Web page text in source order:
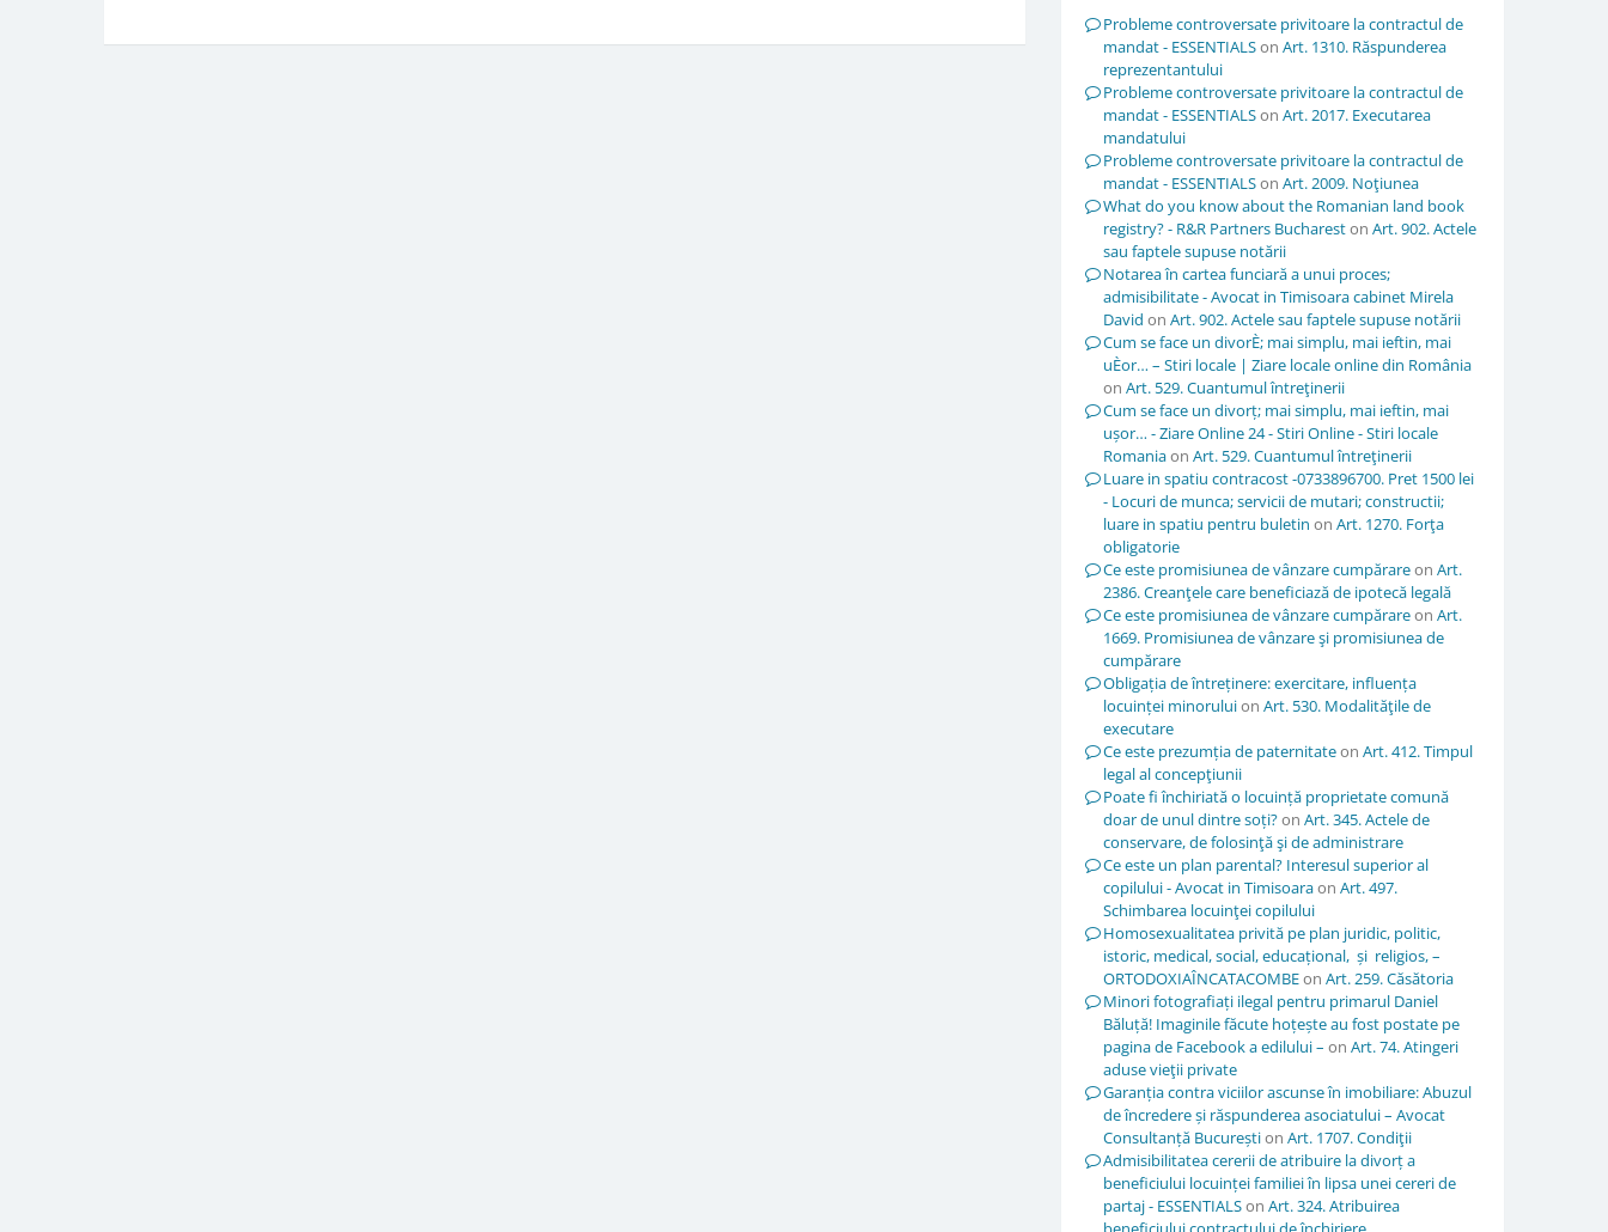
Probleme controversate privitoare la contractul de
mandat - ESSENTIALSon Art. 1310. Răspunderea
reprezentantului
Probleme controversate privitoare la contractul de
mandat - ESSENTIALSon Art. 2017. Executarea
mandatului
Probleme controversate privitoare la contractul de
mandat - ESSENTIALSon Art. 2009. Noţiunea
What do you know about the Romanian land book
registry? - R&R Partners Buchareston Art. 902. Actele
sau faptele supuse notării
Notarea în cartea funciară a unui proces;
admisibilitate - Avocat in Timisoara cabinet Mirela
David on Art. 902. Actele sau faptele supuse notării
Cum se face un divorÈ; mai simplu, mai ieftin, mai
uÈor… – Stiri locale | Ziare locale online din România
on Art. 529. Cuantumul întreţinerii
Cum se face un divorț; mai simplu, mai ieftin, mai
ușor… - Ziare Online 24 - Stiri Online - Stiri locale
Romaniaon Art. 529. Cuantumul întreţinerii
Luare in spatiu contracost -0733896700. Pret 1500 lei
- Locuri de munca; servicii de mutari; constructii;
luare in spatiu pentru buletin on Art. 1270. Forţa
obligatorie
Ce este promisiunea de vânzare cumpărareon Art.
2386. Creanţele care beneficiază de ipotecă legală
Ce este promisiunea de vânzare cumpărareon Art.
1669. Promisiunea de vânzare şi promisiunea de
cumpărare
Obligația de întreținere: exercitare, influența
locuinței minoruluion Art. 530. Modalităţile de
executare
Ce este prezumția de paternitateon Art. 412. Timpul
legal al concepţiunii
Poate fi închiriată o locuință proprietate comună
doar de unul dintre soți?on Art. 345. Actele de
conservare, de folosinţă şi de administrare
Ce este un plan parental? Interesul superior al
copilului - Avocat in Timisoaraon Art. 497.
Schimbarea locuinţei copilului
Homosexualitatea privită pe plan juridic, politic,
istoric, medical, social, educațional, și religios, –
ORTODOXIAÎNCATACOMBEon Art. 259. Căsătoria
Minori fotografiați ilegal pentru primarul Daniel
Băluță! Imaginile făcute hoțește au fost postate pe
pagina de Facebook a edilului – on Art. 74. Atingeri
aduse vieţii private
Garanția contra viciilor ascunse în imobiliare: Abuzul
de încredere și răspunderea asociatului – Avocat
Consultanță Bucureștion Art. 1707. Condiţii
Admisibilitatea cererii de atribuire la divorț a
beneficiului locuinței familiei în lipsa unei cereri de
partaj - ESSENTIALSon Art. 324. Atribuirea